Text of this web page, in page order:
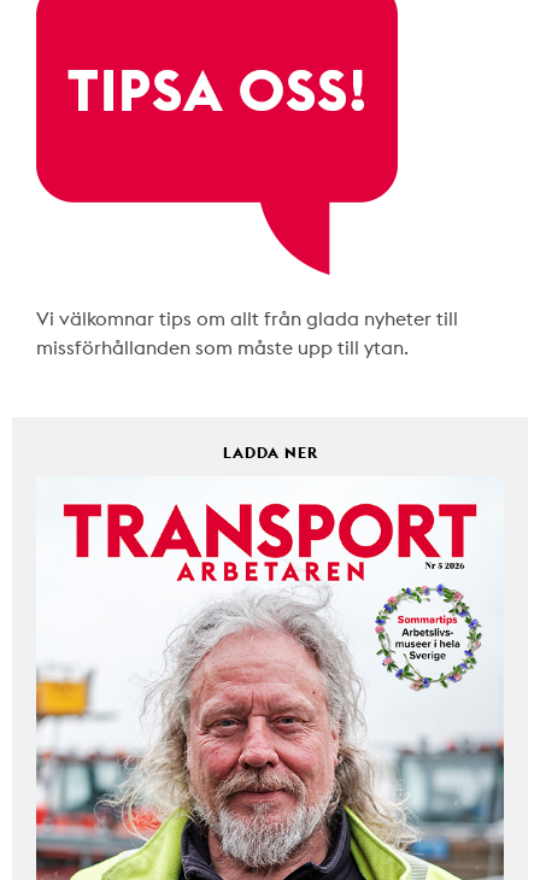
Vi välkomnar tips om allt från glada nyheter till
missförhållanden som måste upp till ytan.
LADDA NER